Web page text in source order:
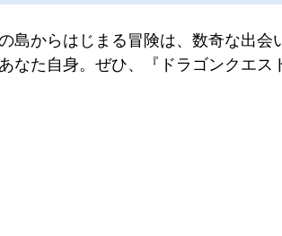
からはじまる冒険は、数奇な出会
た自身。ぜひ、『ドラゴンクエス